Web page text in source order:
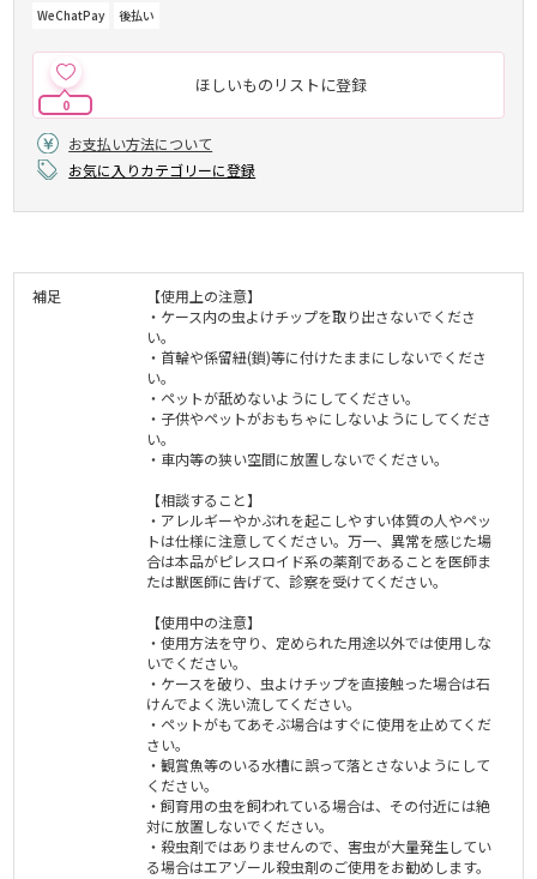
WeChatPay
後払い
ほしいものリストに登録
0
お支払い方法について
お気に入りカテゴリーに登録
補足
【使用上の注意】
・ケース内の虫よけチップを取り出さないでくださ
い。
・首輪や係留紐(鎖)等に付けたままにしないでくださ
い。
・ペットが舐めないようにしてください。
・子供やペットがおもちゃにしないようにしてくださ
い。
・車内等の狭い空間に放置しないでください。
【相談すること】
・アレルギーやかぶれを起こしやすい体質の人やペッ
トは仕様に注意してください。万一、異常を感じた場
合は本品がピレスロイド系の薬剤であることを医師ま
たは獣医師に告げて、診察を受けてください。
【使用中の注意】
・使用方法を守り、定められた用途以外では使用しな
いでください。
・ケースを破り、虫よけチップを直接触った場合は石
けんでよく洗い流してください。
・ペットがもてあそぶ場合はすぐに使用を止めてくだ
さい。
・観賞魚等のいる水槽に誤って落とさないようにして
ください。
・飼育用の虫を飼われている場合は、その付近には絶
対に放置しないでください。
・殺虫剤ではありませんので、害虫が大量発生してい
る場合はエアゾール殺虫剤のご使用をお勧めします。